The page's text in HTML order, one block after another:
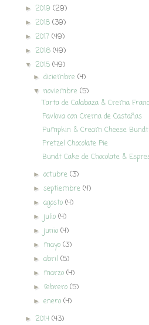
► 2019 (29)
► 2018 (39)
► 2017 (49)
► 2016 (49)
▼ 2015 (49)
►diciembre (4)
▼ noviembre (5)
Tarta de Calabaza & Crema
Pavlova con Crema de Castañas
Pumpkin & Cream Cheese
Pretzel Chocolate Pie
Bundt Cake de Chocolate &
►octubre (3)
►septiembre (4)
►agosto (4)
► julio (4)
► junio (4)
► mayo (3)
►abril (5)
► marzo (4)
► febrero (5)
►enero (4)
► 2014 (43)